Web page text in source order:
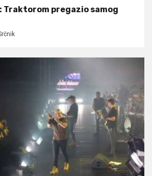
Traktorom pregazio samog